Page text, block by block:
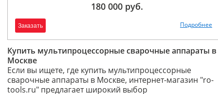
180 000 руб.
Заказать Подробнее
Купить мультипроцессорные сварочные аппараты в
Москве
Если вы ищете, где купить мультипроцессорные
сварочные аппараты в Москве, интернет-магазин "ro-
tools.ru" предлагает широкий выбор